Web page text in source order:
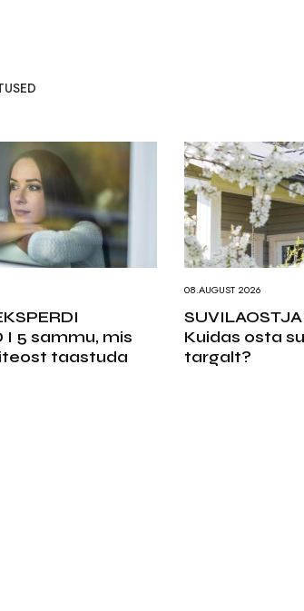
I 5 sammu, mis
taastuda
08.AUGUST 2026
Kuidas osta
targalt?